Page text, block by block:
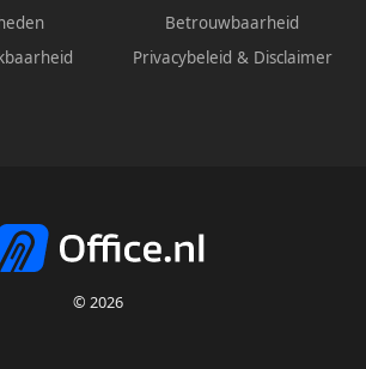
Betrouwbaarheid
Privacybeleid & Disclaimer
© 2026